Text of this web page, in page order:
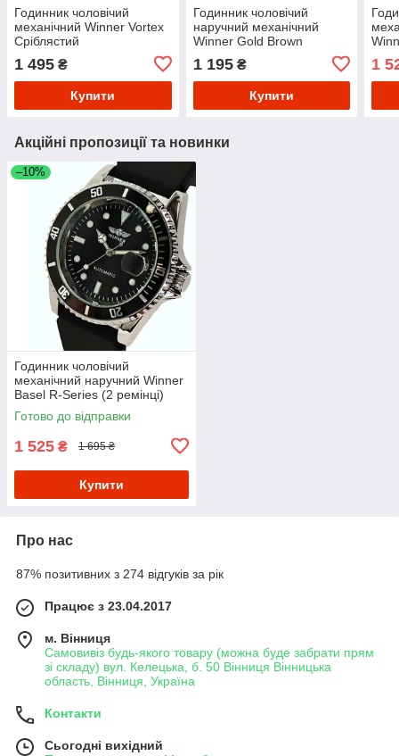
Годинник чоловічий
механічний Winner Vortex
Сріблястий
1 495 ₴
Купити
Годинник чоловічий
наручний механічний
Winner Gold Brown
1 195₴
Купити
1
Акційні пропозиції та новинки
–10%
Годинник чоловічий
механічний наручний Winner
Basel R-Series (2 ремінці)
Готово до відправки
1 525 ₴ 1 695 ₴
Купити
Про нас
87% позитивних з 274 відгуків за рік
Працює з 23.04.2017
м. Вінниця
Самовивіз будь-якого товару (можна буде забрати прям
зі складу) вул. Келецька, б. 50 Вінниця Вінницька
область, Вінниця, Україна
Контакти
Сьогодні вихідний